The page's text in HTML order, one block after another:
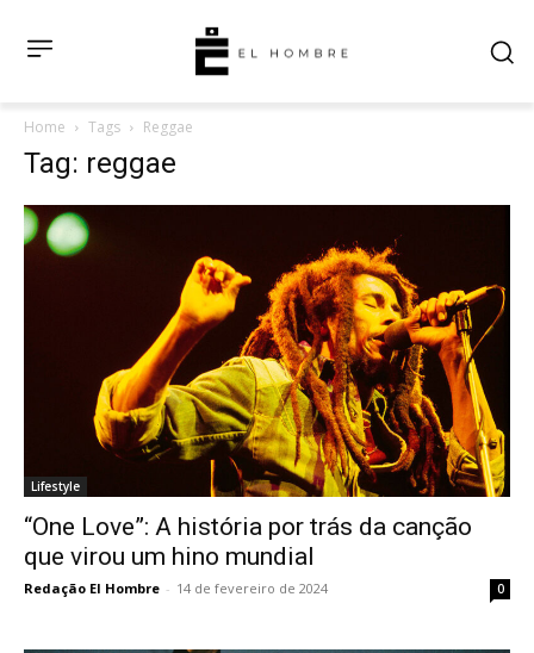
Home Tags Reggae
Tag: reggae
Lifestyle
“One Love”: A história por trás da canção
que virou um hino mundial
Redação El Hombre - 14 de fevereiro de 2024 0